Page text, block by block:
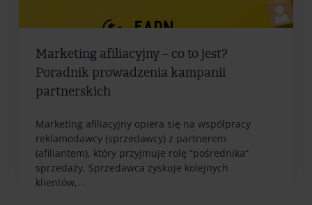
Marketing afiliacyjny – co to jest?
Poradnik prowadzenia kampanii
partnerskich
Marketing afiliacyjny opiera się na współpracy
reklamodawcy (sprzedawcy) z partnerem
(afiliantem), który przyjmuje rolę “pośrednika”
sprzedaży. Sprzedawca zyskuje kolejnych
klientów,...